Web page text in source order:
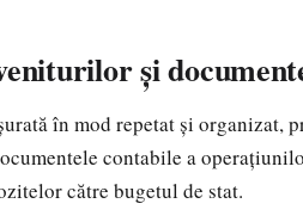
și
în mod repetat și organizat,
contabile a
către bugetul de stat.